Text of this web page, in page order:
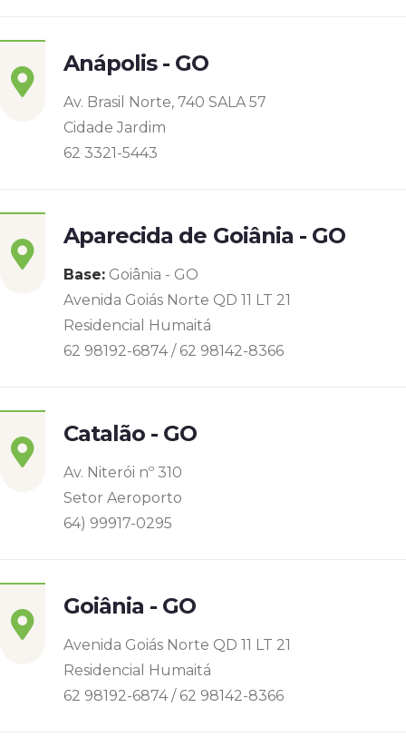
Anápolis - GO
Av. Brasil Norte, 740 SALA 57
Cidade Jardim
62 3321-5443
Aparecida de Goiânia - GO
Base: Goiânia - GO
Avenida Goiás Norte QD 11 LT 21
Residencial Humaitá
62 98192-6874 / 62 98142-8366
Catalão - GO
Av. Niterói nº 310
Setor Aeroporto
64) 99917-0295
Goiânia - GO
Avenida Goiás Norte QD 11 LT 21
Residencial Humaitá
62 98192-6874 / 62 98142-8366